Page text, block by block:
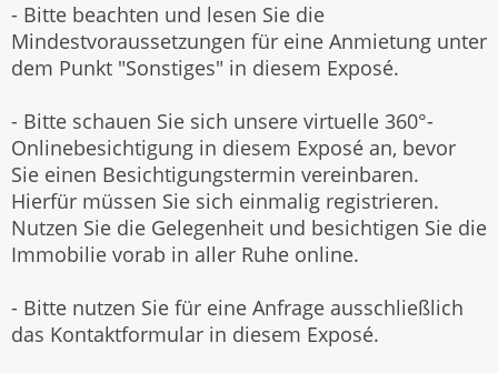
- Bitte beachten und lesen Sie die
Mindestvoraussetzungen für eine Anmietung unter
dem Punkt "Sonstiges" in diesem Exposé.
- Bitte schauen Sie sich unsere virtuelle 360°-
Onlinebesichtigung in diesem Exposé an, bevor
Sie einen Besichtigungstermin vereinbaren.
Hierfür müssen Sie sich einmalig registrieren.
Nutzen Sie die Gelegenheit und besichtigen Sie die
Immobilie vorab in aller Ruhe online.
- Bitte nutzen Sie für eine Anfrage ausschließlich
das Kontaktformular in diesem Exposé.